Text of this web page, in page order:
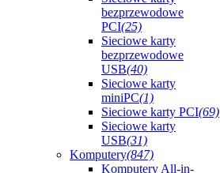
bezprzewodowe
PCI(25)
Sieciowe karty
bezprzewodowe
USB(40)
Sieciowe karty
miniPC(1)
Sieciowe karty PCI(69)
Sieciowe karty
USB(31)
Komputery(847)
Komputery All-in-